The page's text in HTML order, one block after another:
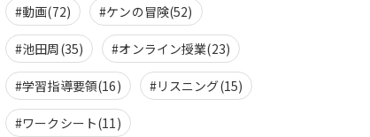
#動画(72) #ケンの冒険(52)
#池田周(35) #オンライン授業(23)
#学習指導要領(16) #リスニング(15)
#ワークシート(11)